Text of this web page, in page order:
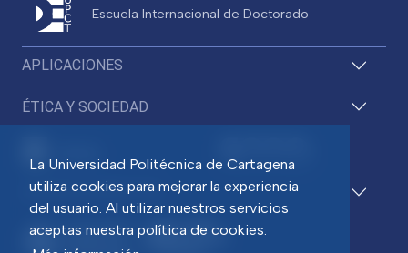
La Universidad Politécnica de Cartagena
utiliza cookies para mejorar la experiencia
del usuario. Al utilizar nuestros servicios
aceptas nuestra política de cookies.
ACCESOS DIRECTOS
APLICACIONES
ÉTICA Y SOCIEDAD
Escuela Internacional de Doctorado